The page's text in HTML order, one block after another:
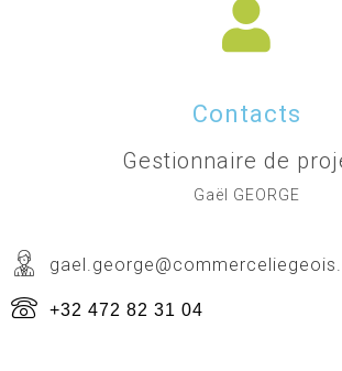
Contacts
Gestionnaire de
Gaël GEORGE
+32 472 82 31 04